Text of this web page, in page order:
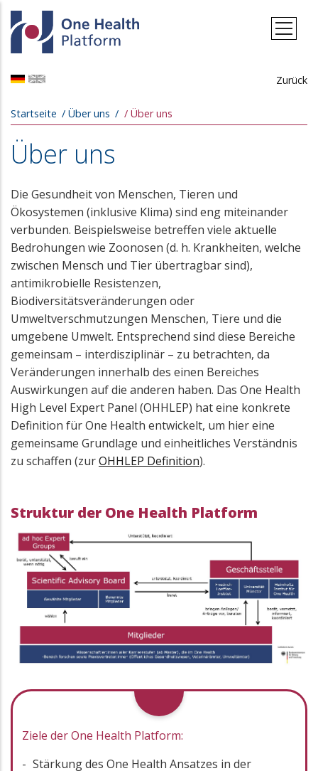
Direkt zum Inhalt
Zurück
Pfadnavigation
Startseite Über uns Über uns
Über uns
Die Gesundheit von Menschen, Tieren und
Ökosystemen (inklusive Klima) sind eng miteinander
verbunden. Beispielsweise betreffen viele aktuelle
Bedrohungen wie Zoonosen (d. h. Krankheiten, welche
zwischen Mensch und Tier übertragbar sind),
antimikrobielle Resistenzen,
Biodiversitätsveränderungen oder
Umweltverschmutzungen Menschen, Tiere und die
umgebene Umwelt. Entsprechend sind diese Bereiche
gemeinsam – interdisziplinär – zu betrachten, da
Veränderungen innerhalb des einen Bereiches
Auswirkungen auf die anderen haben. Das One Health
High Level Expert Panel (OHHLEP) hat eine konkrete
Definition für One Health entwickelt, um hier eine
gemeinsame Grundlage und einheitliches Verständnis
zu schaffen (zurOHHLEP Definition).
Struktur der One Health Platform
Ziele der One Health Platform:
Stärkung des One Health Ansatzes in der